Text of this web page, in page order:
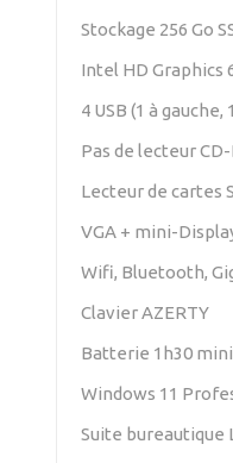
Stockage 256 Go
Intel HD Graphics
4 USB (1 à
Pas de lecteur
Lecteur de cartes
VGA + mini-
Wifi, Bluetooth,
Clavier AZERTY
Batterie 1h30
Windows 11
Suite bureautique